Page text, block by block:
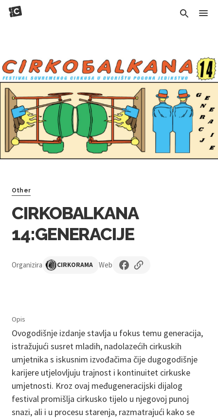
Other
CIRKOBALKANA
14:GENERACIJE
Organizira CIRKORAMA Web
Opis
Ovogodišnje izdanje stavlja u fokus temu generacija,
istražujući susret mladih, nadolazećih cirkuskih
umjetnika s iskusnim izvođačima čije dugogodišnje
karijere utjelovljuju trajnost i kontinuitet cirkuske
umjetnosti. Kroz ovaj međugeneracijski dijalog
festival promišlja cirkusko tijelo u njegovoj punoj
snazi, ali i u procesu starenja, razmatrajući kako se